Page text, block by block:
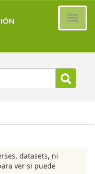
datasets, ni
ver si puede